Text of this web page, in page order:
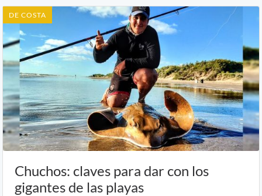
DE COSTA
Chuchos: claves para dar con los
gigantes de las playas